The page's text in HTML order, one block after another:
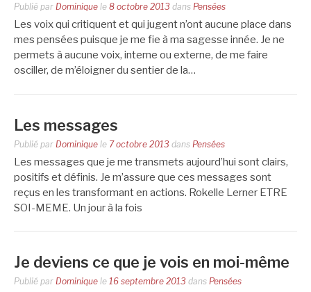
Publié par Dominique le 8 octobre 2013 dans Pensées
Les voix qui critiquent et qui jugent n’ont aucune place dans
mes pensées puisque je me fie à ma sagesse innée. Je ne
permets à aucune voix, interne ou externe, de me faire
osciller, de m’éloigner du sentier de la…
Les messages
Publié par Dominique le 7 octobre 2013 dans Pensées
Les messages que je me transmets aujourd’hui sont clairs,
positifs et définis. Je m’assure que ces messages sont
reçus en les transformant en actions. Rokelle Lerner ETRE
SOI-MEME. Un jour à la fois
Je deviens ce que je vois en moi-même
Publié par Dominique le 16 septembre 2013 dans Pensées